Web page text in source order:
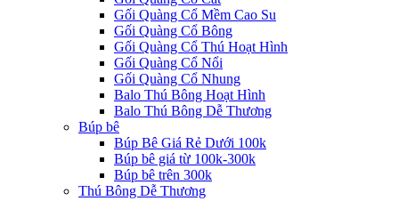
Gối Quàng Cổ Mềm Cao Su
Gối Quàng Cổ Bông
Gối Quàng Cổ Thú Hoạt Hình
Gối Quàng Cổ Nổi
Gối Quàng Cổ Nhung
Balo Thú Bông Hoạt Hình
Balo Thú Bông Dễ Thương
Búp bê
Búp Bê Giá Rẻ Dưới 100k
Búp bê giá từ 100k-300k
Búp bê trên 300k
Thú Bông Dễ Thương